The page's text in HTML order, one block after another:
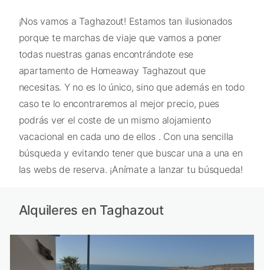
¡Nos vamos a Taghazout! Estamos tan ilusionados
porque te marchas de viaje que vamos a poner
todas nuestras ganas encontrándote ese
apartamento de Homeaway Taghazout que
necesitas. Y no es lo único, sino que además en todo
caso te lo encontraremos al mejor precio, pues
podrás ver el coste de un mismo alojamiento
vacacional en cada uno de ellos . Con una sencilla
búsqueda y evitando tener que buscar una a una en
las webs de reserva. ¡Anímate a lanzar tu búsqueda!
Alquileres en Taghazout